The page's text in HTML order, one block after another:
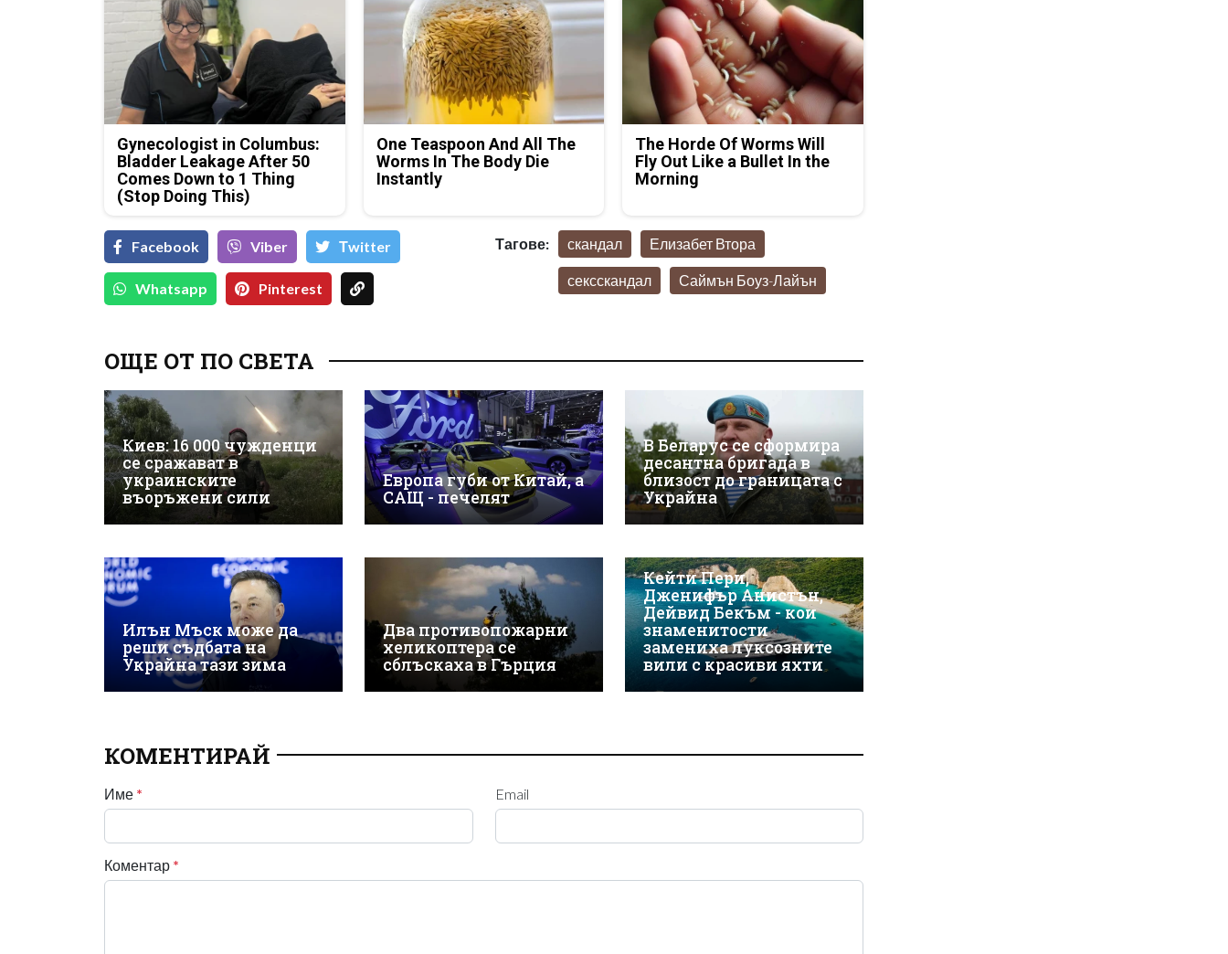
Gynecologist in Columbus:
Bladder Leakage After 50
Comes Down to 1 Thing
(Stop Doing This)
One Teaspoon And All The
Worms In The Body Die
Instantly
The Horde Of Worms Will
Fly Out Like a Bullet In the
Morning
Facebook Viber Тwitter
Whatsapp Pinterest
Тагове: скандал Елизабет Втора
сексскандал Саймън Боуз-Лайън
ОЩЕ ОТ ПО СВЕТА
Киев: 16 000 чужденци
се сражават в
украинските
въоръжени сили
Европа губи от Китай, а
САЩ - печелят
В Беларус се сформира
десантна бригада в
близост до границата с
Украйна
Илън Мъск може да
реши съдбата на
Украйна тази зима
Два противопожарни
хеликоптера се
сблъскаха в Гърция
Кейти Пери,
Дженифър Анистън,
Дейвид Бекъм - кои
знаменитости
замениха луксозните
вили с красиви яхти
КОМЕНТИРАЙ
Име * Email
Коментар *